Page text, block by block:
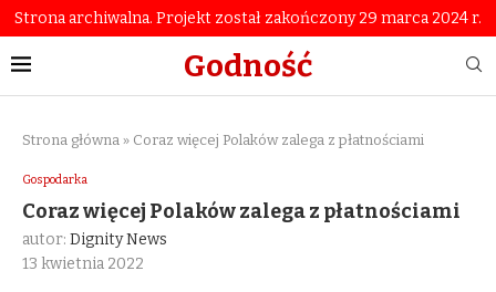
Strona archiwalna. Projekt został zakończony 29 marca 2024 r.
Godność
Strona główna » Coraz więcej Polaków zalega z płatnościami
Gospodarka
Coraz więcej Polaków zalega z płatnościami
autor: Dignity News
13 kwietnia 2022